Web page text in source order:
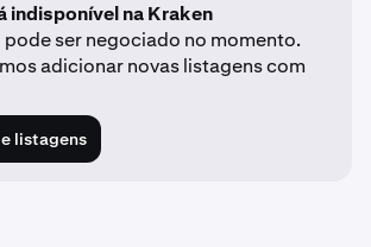
indisponível na Kraken
pode ser negociado no momento.
adicionar novas listagens com
listagens